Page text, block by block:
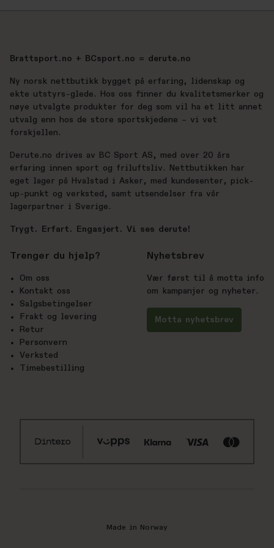
Brattsport.no + BCsport.no = derute.no
Ny norsk nettbutikk bygget på erfaring, lidenskap og
ekte utstyrs-glede. Hos oss finner du kvalitetsmerker og
nøye utvalgte produkter for deg som vil ha et litt annet
utvalg enn hos de store sportskjedene – vi vet
forskjellen.
Derute.no drives av BC Sport AS, med over 20 års
erfaring innen sport og friluftsliv. Nettbutikken har
eget lager på Hvalstad i Asker, med kundesenter, pick-
up-punkt og verksted, samt utsendelser fra vår
lagerpartner i Sverige.
Trygt. Erfart. Engasjert. Vi ses derute!
Trenger du hjelp?
Om oss
Kontakt oss
Salgsbetingelser
Frakt og levering
Retur
Personvern
Verksted
Timebestilling
Nyhetsbrev
Vær først til å motta info
om kampanjer og nyheter.
Motta nyhetsbrev
Made in Norway